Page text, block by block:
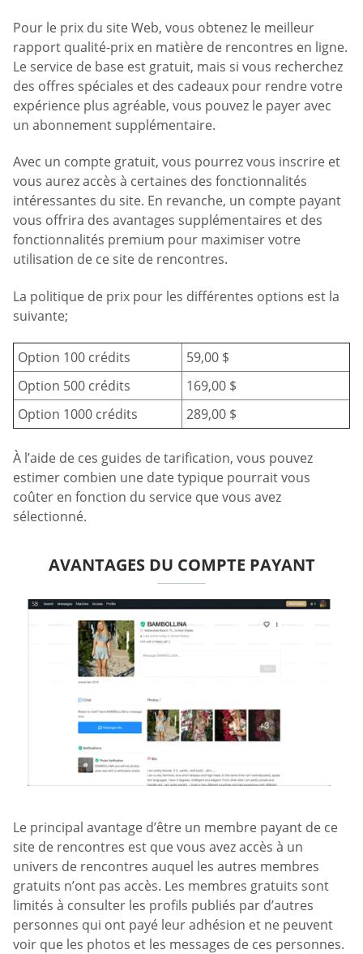
Pour le prix du site Web, vous obtenez le meilleur
rapport qualité-prix en matière de rencontres en ligne.
Le service de base est gratuit, mais si vous recherchez
des offres spéciales et des cadeaux pour rendre votre
expérience plus agréable, vous pouvez le payer avec
un abonnement supplémentaire.
Avec un compte gratuit, vous pourrez vous inscrire et
vous aurez accès à certaines des fonctionnalités
intéressantes du site. En revanche, un compte payant
vous offrira des avantages supplémentaires et des
fonctionnalités premium pour maximiser votre
utilisation de ce site de rencontres.
La politique de prix pour les différentes options est la
suivante;
Option 100 crédits
59,00 $
Option 500 crédits
169,00 $
Option 1000 crédits
289,00 $
À l’aide de ces guides de tarification, vous pouvez
estimer combien une date typique pourrait vous
coûter en fonction du service que vous avez
sélectionné.
AVANTAGES DU COMPTE PAYANT
Le principal avantage d’être un membre payant de ce
site de rencontres est que vous avez accès à un
univers de rencontres auquel les autres membres
gratuits n’ont pas accès. Les membres gratuits sont
limités à consulter les profils publiés par d’autres
personnes qui ont payé leur adhésion et ne peuvent
voir que les photos et les messages de ces personnes.